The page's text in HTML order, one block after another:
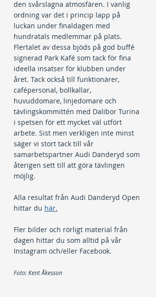
den svårslagna atmosfären. I vanlig
ordning var det i princip lapp på
luckan under finaldagen med
hundratals medlemmar på plats.
Flertalet av dessa bjöds på god buffé
signerad Park Kafé som tack för fina
ideella insatser för klubben under
året. Tack också till funktionärer,
cafépersonal, bollkallar,
huvuddomare, linjedomare och
tävlingskommittén med Dalibor Turina
i spetsen för ett mycket väl utfört
arbete. Sist men verkligen inte minst
säger vi stort tack till vår
samarbetspartner Audi Danderyd som
återigen sett till att göra tävlingen
möjlig.
Alla resultat från Audi Danderyd Open
hittar du här.
Fler bilder och rörligt material från
dagen hittar du som alltid på vår
Instagram och/eller Facebook.
Foto: Kent Åkesson